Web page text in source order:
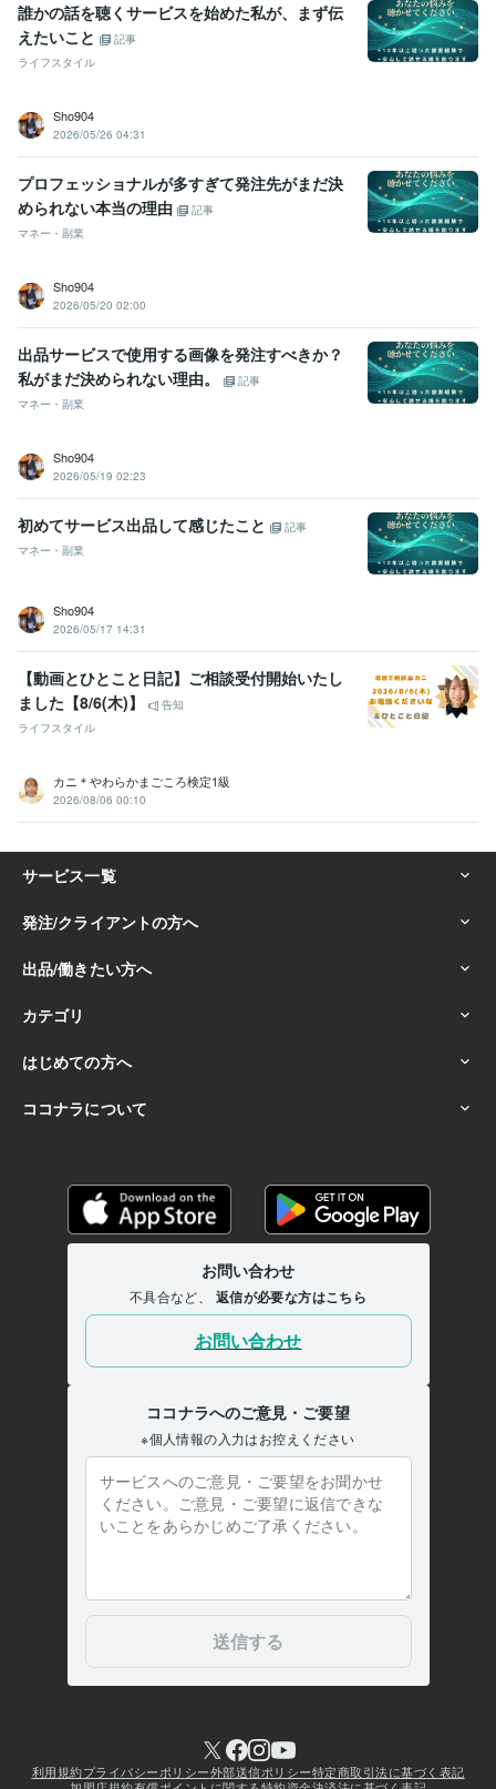
誰かの話を聴くサービスを始めた私が、まず伝
えたいこと
記事
ライフスタイル
Sho904
2026/05/26 04:31
プロフェッショナルが多すぎて発注先がまだ決
められない本当の理由
記事
マネー・副業
Sho904
2026/05/20 02:00
出品サービスで使用する画像を発注すべきか？
私がまだ決められない理由。
記事
マネー・副業
Sho904
2026/05/19 02:23
初めてサービス出品して感じたこと
記事
マネー・副業
Sho904
2026/05/17 14:31
【動画とひとこと日記】ご相談受付開始いたし
ました【8/6(木)】
告知
ライフスタイル
カニ＊やわらかまごころ検定1級
2026/08/06 00:10